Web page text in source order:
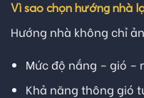
Vì sao chọn hướng nhà
Hướng nhà không chỉ
Mức độ nắng – gió –
Khả năng thông gió